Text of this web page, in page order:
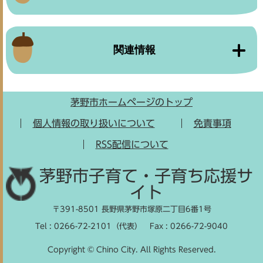
関連情報
茅野市ホームページのトップ
個人情報の取り扱いについて 免責事項
RSS配信について
茅野市子育て・子育ち応援サ
イト
〒391-8501 長野県茅野市塚原二丁目6番1号
Tel : 0266-72-2101（代表） Fax : 0266-72-9040
Copyright © Chino City. All Rights Reserved.